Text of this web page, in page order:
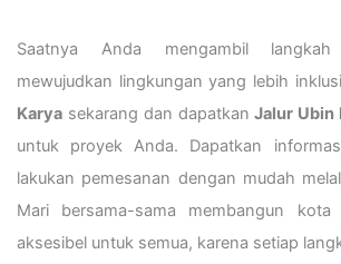
Saatnya Anda mengambil
mewujudkan lingkungan yang lebih
Karya sekarang dan dapatkanJalur Ubin
untuk proyek Anda. Dapatkan
lakukan pemesanan dengan mudah
Mari bersama-sama membangun
aksesibel untuk semua, karena setiap